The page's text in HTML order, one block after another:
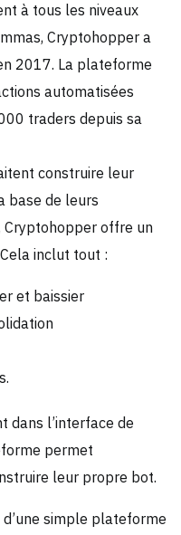
à tous les niveaux
Cryptohopper a
2017. La plateforme
automatisées
traders depuis sa
construire leur
base de leurs
Cryptohopper offre un
inclut tout :
et baissier
dans l’interface de
permet
leur propre bot.
simple plateforme